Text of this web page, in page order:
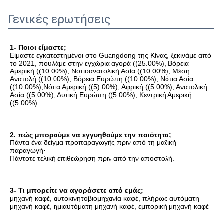
Γενικές ερωτήσεις
1- Ποιοι είμαστε;
Είμαστε εγκατεστημένοι στο Guangdong της Κίνας, ξεκινάμε από
το 2021, πουλάμε στην εγχώρια αγορά ((25.00%), Βόρεια
Αμερική ((10.00%), Νοτιοανατολική Ασία ((10.00%), Μέση
Ανατολή ((10.00%), Βόρεια Ευρώπη ((10.00%), Νότια Ασία
((10.00%),Νότια Αμερική ((5).00%), Αφρική ((5.00%), Ανατολική
Ασία ((5.00%), Δυτική Ευρώπη ((5.00%), Κεντρική Αμερική
((5.00%).
2. πώς μπορούμε να εγγυηθούμε την ποιότητα;
Πάντα ένα δείγμα προπαραγωγής πριν από τη μαζική
παραγωγή·
Πάντοτε τελική επιθεώρηση πριν από την αποστολή.
3- Τι μπορείτε να αγοράσετε από εμάς;
μηχανή καφέ, αυτοκινητοβιομηχανία καφέ, πλήρως αυτόματη
μηχανή καφέ, ημιαυτόματη μηχανή καφέ, εμπορική μηχανή καφέ